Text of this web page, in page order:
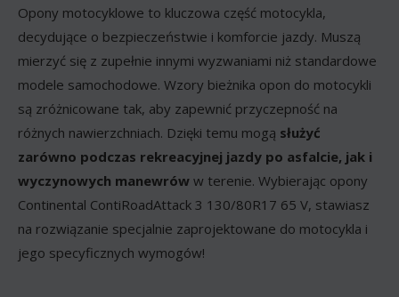
Opony motocyklowe to kluczowa część motocykla,
decydujące o bezpieczeństwie i komforcie jazdy. Muszą
mierzyć się z zupełnie innymi wyzwaniami niż standardowe
modele samochodowe. Wzory bieżnika opon do motocykli
są zróżnicowane tak, aby zapewnić przyczepność na
różnych nawierzchniach. Dzięki temu mogą służyć
zarówno podczas rekreacyjnej jazdy po asfalcie, jak i
wyczynowych manewrów w terenie. Wybierając opony
Continental ContiRoadAttack 3 130/80R17 65 V, stawiasz
na rozwiązanie specjalnie zaprojektowane do motocykla i
jego specyficznych wymogów!